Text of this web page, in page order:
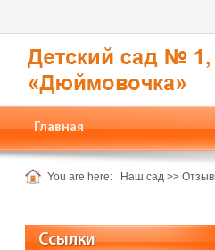
Главная
You are here: Наш сад >>
Ссылки